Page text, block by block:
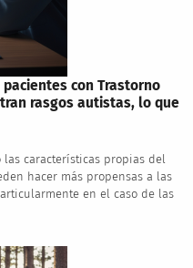
con Trastorno
rasgos autistas, lo que
las características propias del
hacer más propensas a las
en el caso de las